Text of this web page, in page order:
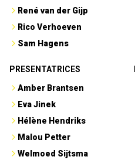
René van der Gijp
Rico Verhoeven
Sam Hagens
PRESENTATRICES
Amber Brantsen
Eva Jinek
Hélène Hendriks
Malou Petter
Welmoed Sijtsma